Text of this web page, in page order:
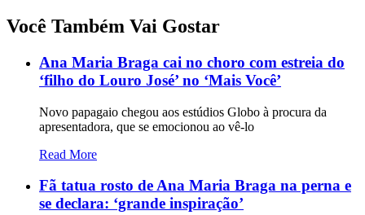
Você Também Vai Gostar
Ana Maria Braga cai no choro com estreia do
‘filho do Louro José’ no ‘Mais Você’
Novo papagaio chegou aos estúdios Globo à procura da
apresentadora, que se emocionou ao vê-lo
Read More
Fã tatua rosto de Ana Maria Braga na perna e
se declara: ‘grande inspiração’